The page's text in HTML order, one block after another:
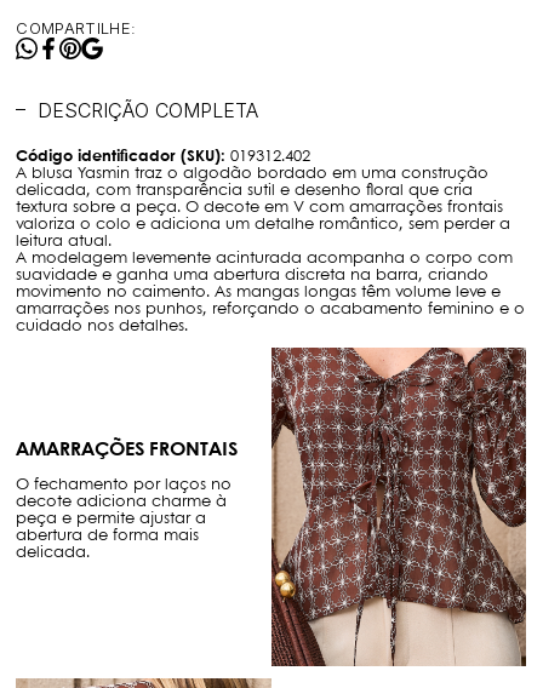
COMPARTILHE:
DESCRIÇÃO COMPLETA
Código identificador (SKU): 019312.402
A blusa Yasmin traz o algodão bordado em uma construção
delicada, com transparência sutil e desenho floral que cria
textura sobre a peça. O decote em V com amarrações frontais
valoriza o colo e adiciona um detalhe romântico, sem perder a
leitura atual.
A modelagem levemente acinturada acompanha o corpo com
suavidade e ganha uma abertura discreta na barra, criando
movimento no caimento. As mangas longas têm volume leve e
amarrações nos punhos, reforçando o acabamento feminino e o
cuidado nos detalhes.
AMARRAÇÕES FRONTAIS
O fechamento por laços no
decote adiciona charme à
peça e permite ajustar a
abertura de forma mais
delicada.